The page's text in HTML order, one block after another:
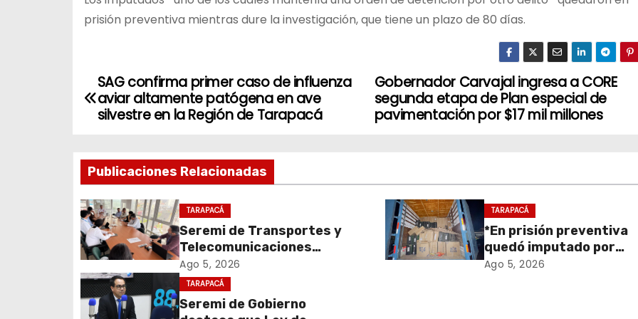
prisión preventiva mientras dure la investigación, que tiene un plazo de 80 días.
N
e
g
a
c
i
Gobernador Carvajal ingresa a CORE
segunda etapa de Plan especial de
pavimentación por $17 mil millones
SAG confirma primer caso de influenza
aviar altamente patógena en ave
silvestre en la Región de Tarapacá
Publicaciones Relacionadas
TARAPACÁ
Seremi de Transportes y
Telecomunicaciones
encabezó primera mesa de
coordinación para el retiro
de cables en desuso en
Iquique
Ago 5, 2026
TARAPACÁ
*En prisión preventiva
quedó imputado por
receptación de
Ago 5, 2026
TARAPACÁ
Seremi de Gobierno